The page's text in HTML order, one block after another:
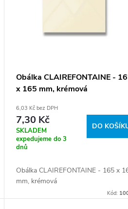
Obálka CLAIREFONTAINE -
x 165 mm, krémová
6,03 Kč bez DPH
7,30 Kč
SKLADEM
expedujeme do 3
dnů
DO
Obálka CLAIREFONTAINE - 165 x
mm, krémová
Kód: